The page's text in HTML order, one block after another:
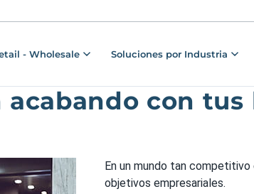
- Wholesale Soluciones por Industria
con
En un mundo tan
objetivos empresariales.